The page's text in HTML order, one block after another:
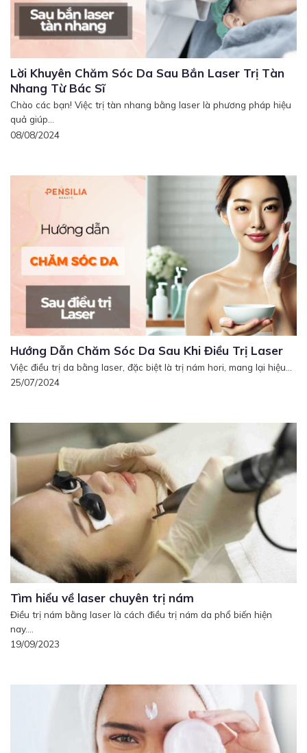
Lời Khuyên Chăm Sóc Da Sau Bắn Laser Trị Tàn
Nhang Từ Bác Sĩ
Chào các bạn! Việc trị tàn nhang bằng laser là phương pháp hiệu
quả giúp...
08/08/2024
Hướng Dẫn Chăm Sóc Da Sau Khi Điều Trị Laser
Việc điều trị da bằng laser, đặc biệt là trị nám hori, mang lại hiệu...
25/07/2024
Tìm hiểu về laser chuyên trị nám
Điều trị nám bằng laser là cách điều trị nám da phổ biến hiện
nay....
19/09/2023